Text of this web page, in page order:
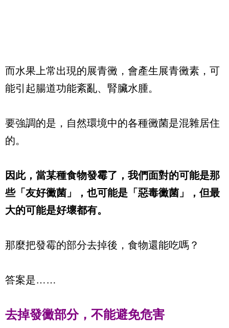
而水果上常出現的展青黴，會產生展青黴素，可
能引起腸道功能紊亂、腎臟水腫。
要強調的是，自然環境中的各種黴菌是混雜居住
的。
因此，當某種食物發霉了，我們面對的可能是那
些「友好黴菌」，也可能是「惡毒黴菌」，但最
大的可能是好壞都有。
那麼把發霉的部分去掉後，食物還能吃嗎？
答案是……
去掉發黴部分，不能避免危害